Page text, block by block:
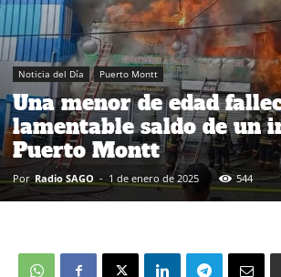
Noticia del Día Puerto Montt
Una menor de edad
lamentable saldo de un
Puerto Montt
Por Radio SAGO - 1 de enero de 2025 544